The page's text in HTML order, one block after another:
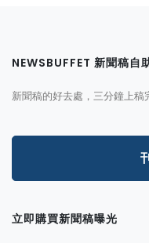
NEWSBUFFET 新聞稿自
新聞稿的好去處，三分鐘上稿
立即購買新聞稿曝光